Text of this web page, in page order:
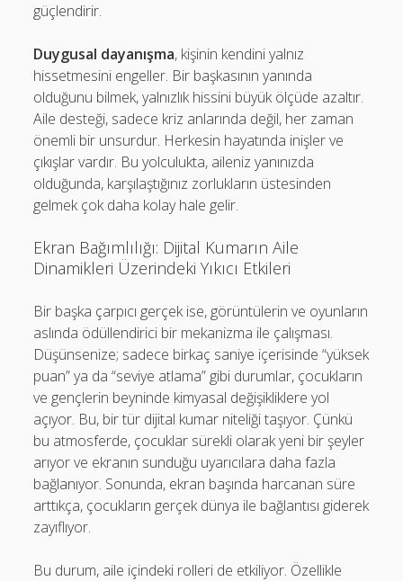
güçlendirir.
Duygusal dayanışma, kişinin kendini yalnız
hissetmesini engeller. Bir başkasının yanında
olduğunu bilmek, yalnızlık hissini büyük ölçüde azaltır.
Aile desteği, sadece kriz anlarında değil, her zaman
önemli bir unsurdur. Herkesin hayatında inişler ve
çıkışlar vardır. Bu yolculukta, aileniz yanınızda
olduğunda, karşılaştığınız zorlukların üstesinden
gelmek çok daha kolay hale gelir.
Ekran Bağımlılığı: Dijital Kumarın Aile
Dinamikleri Üzerindeki Yıkıcı Etkileri
Bir başka çarpıcı gerçek ise, görüntülerin ve oyunların
aslında ödüllendirici bir mekanizma ile çalışması.
Düşünsenize; sadece birkaç saniye içerisinde “yüksek
puan” ya da “seviye atlama” gibi durumlar, çocukların
ve gençlerin beyninde kimyasal değişikliklere yol
açıyor. Bu, bir tür dijital kumar niteliği taşıyor. Çünkü
bu atmosferde, çocuklar sürekli olarak yeni bir şeyler
arıyor ve ekranın sunduğu uyarıcılara daha fazla
bağlanıyor. Sonunda, ekran başında harcanan süre
arttıkça, çocukların gerçek dünya ile bağlantısı giderek
zayıflıyor.
Bu durum, aile içindeki rolleri de etkiliyor. Özellikle